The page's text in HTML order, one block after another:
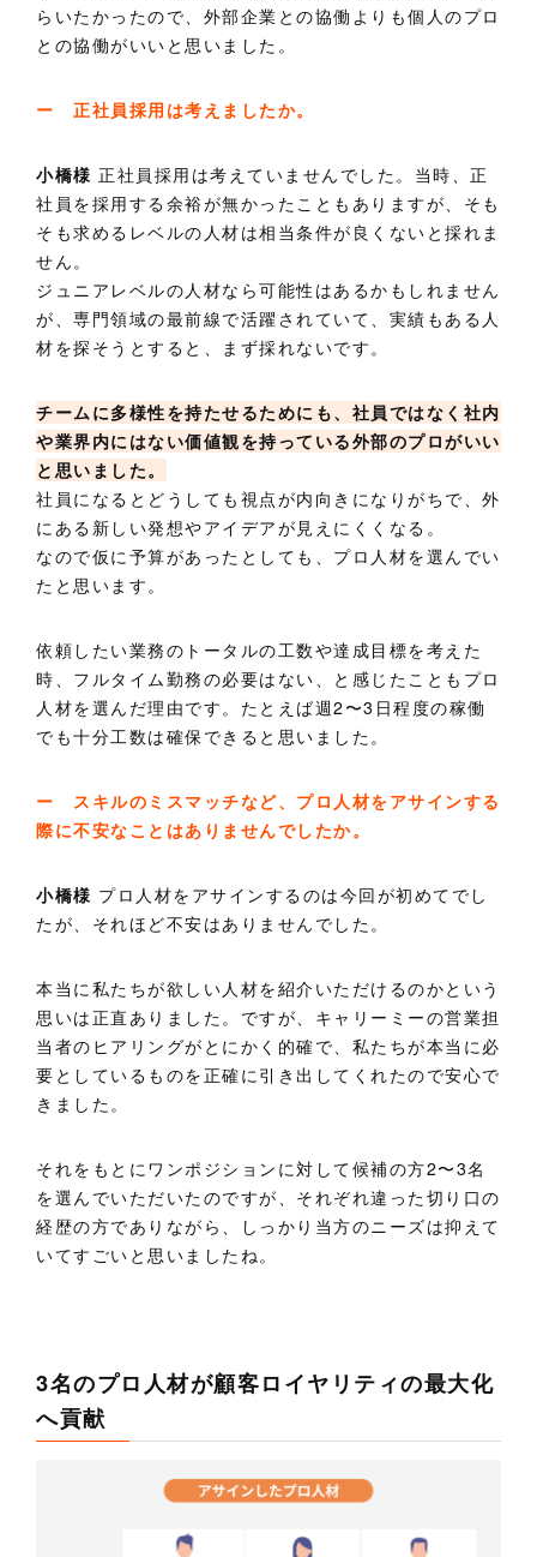
らいたかったので、外部企業との協働よりも個人のプロ
との協働がいいと思いました。
ー 正社員採用は考えましたか。
小橋様 正社員採用は考えていませんでした。当時、正
社員を採用する余裕が無かったこともありますが、そも
そも求めるレベルの人材は相当条件が良くないと採れま
せん。
ジュニアレベルの人材なら可能性はあるかもしれません
が、専門領域の最前線で活躍されていて、実績もある人
材を探そうとすると、まず採れないです。
チームに多様性を持たせるためにも、社員ではなく社内
や業界内にはない価値観を持っている外部のプロがいい
と思いました。
社員になるとどうしても視点が内向きになりがちで、外
にある新しい発想やアイデアが見えにくくなる。
なので仮に予算があったとしても、プロ人材を選んでい
たと思います。
依頼したい業務のトータルの工数や達成目標を考えた
時、フルタイム勤務の必要はない、と感じたこともプロ
人材を選んだ理由です。たとえば週2〜3日程度の稼働
でも十分工数は確保できると思いました。
ー スキルのミスマッチなど、プロ人材をアサインする
際に不安なことはありませんでしたか。
小橋様 プロ人材をアサインするのは今回が初めてでし
たが、それほど不安はありませんでした。
本当に私たちが欲しい人材を紹介いただけるのかという
思いは正直ありました。ですが、キャリーミーの営業担
当者のヒアリングがとにかく的確で、私たちが本当に必
要としているものを正確に引き出してくれたので安心で
きました。
それをもとにワンポジションに対して候補の方2〜3名
を選んでいただいたのですが、それぞれ違った切り口の
経歴の方でありながら、しっかり当方のニーズは抑えて
いてすごいと思いましたね。
3名のプロ人材が顧客ロイヤリティの最大化
へ貢献